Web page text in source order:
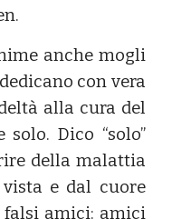
anche mogli
con vera
alla cura del
Dico “solo”
della malattia
e dal cuore
falsi amici: amici